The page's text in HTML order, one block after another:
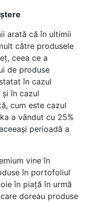
arată că în ultimii
către produsele
ceea ce a
de produse
în cazul
în cazul
cum este cazul
a vândut cu 25%
perioadă a
vine în
în portofoliul
în piață în urmă
doreau produse